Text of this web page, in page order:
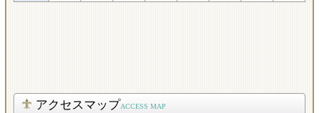
アクセスマップACCESS MAP